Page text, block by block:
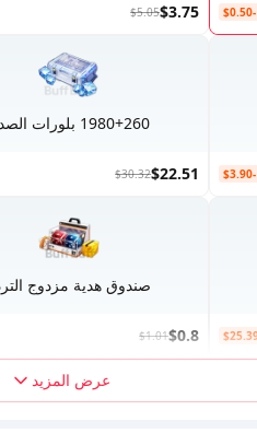
-$0.50
$3.75
$5.05
-$3.90
1980+260 بلورات الصدع
$22.51
$30.32
صندوق هدية مزدوج
$0.8
$1.01
عرض المزيد